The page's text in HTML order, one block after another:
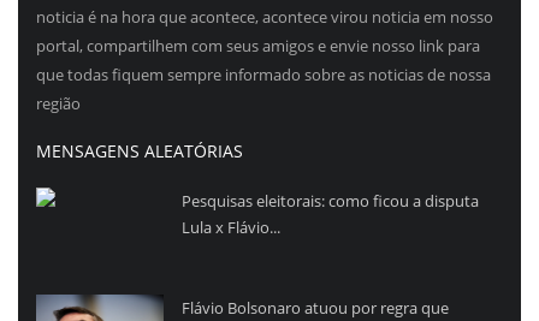
noticia é na hora que acontece, acontece virou noticia em nosso
portal, compartilhem com seus amigos e envie nosso link para
que todas fiquem sempre informado sobre as noticias de nossa
região
MENSAGENS ALEATÓRIAS
Pesquisas eleitorais: como ficou a disputa
Lula x Flávio...
Flávio Bolsonaro atuou por regra que